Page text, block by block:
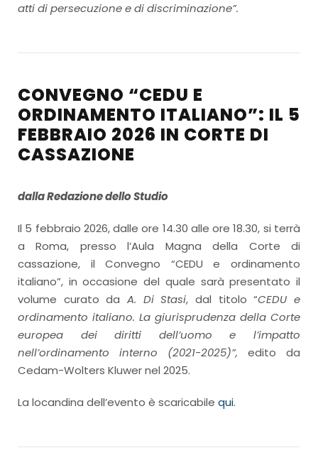
atti di persecuzione e di discriminazione”.
CONVEGNO “CEDU E
ORDINAMENTO ITALIANO”: IL 5
FEBBRAIO 2026 IN CORTE DI
CASSAZIONE
dalla Redazione dello Studio
Il 5 febbraio 2026, dalle ore 14.30 alle ore 18.30, si terrà
a Roma, presso l’Aula Magna della Corte di
cassazione, il Convegno “CEDU e ordinamento
italiano”, in occasione del quale sarà presentato il
volume curato da A. Di Stasi, dal titolo “CEDU e
ordinamento italiano. La giurisprudenza della Corte
europea dei diritti dell’uomo e l’impatto
nell’ordinamento interno (2021-2025)”, edito da
Cedam-Wolters Kluwer nel 2025.
La locandina dell’evento è scaricabile qui.